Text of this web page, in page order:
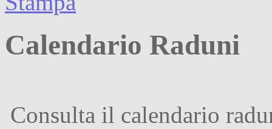
Calendario Raduni
Consulta il calendario